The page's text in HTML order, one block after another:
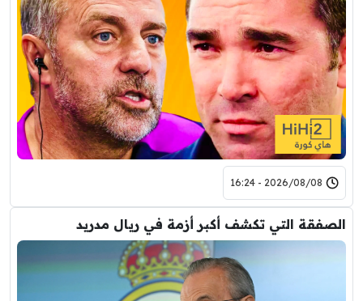
2026/08/08 - 16:24
الصفقة التي تكشف أكبر أزمة في ريال مدريد